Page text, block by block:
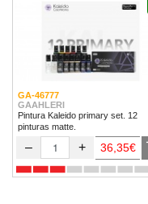
GA-46777
GAAHLERI
Pintura Kaleido primary set. 12
pinturas matte.
– + 36,35€